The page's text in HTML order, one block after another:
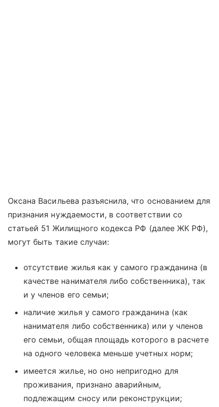
Оксана Васильева разъяснила, что основанием для
признания нуждаемости, в соответствии со
статьей 51 Жилищного кодекса РФ (далее ЖК РФ),
могут быть такие случаи:
отсутствие жилья как у самого гражданина (в
качестве нанимателя либо собственника), так
и у членов его семьи;
наличие жилья у самого гражданина (как
нанимателя либо собственника) или у членов
его семьи, общая площадь которого в расчете
на одного человека меньше учетных норм;
имеется жилье, но оно непригодно для
проживания, признано аварийным,
подлежащим сносу или реконструкции;